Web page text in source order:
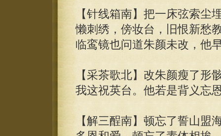
【针线箱南】把一床弦索尘
懒刺绣，傍妆台，旧恨新愁
临鸾镜也问道朱颜未改，他
【采茶歌北】改朱颜瘦了形
我这祝英台。他若是背义忘
【解三酲南】顿忘了誓山盟